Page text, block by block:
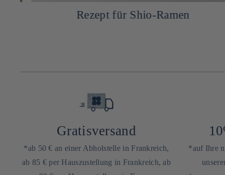
Rezept für Shio-Ramen
Gratisversand
*ab 50 € an einer Abholstelle in Frankreich,
ab 85 € per Hauszustellung in Frankreich, ab
*auf Ihre